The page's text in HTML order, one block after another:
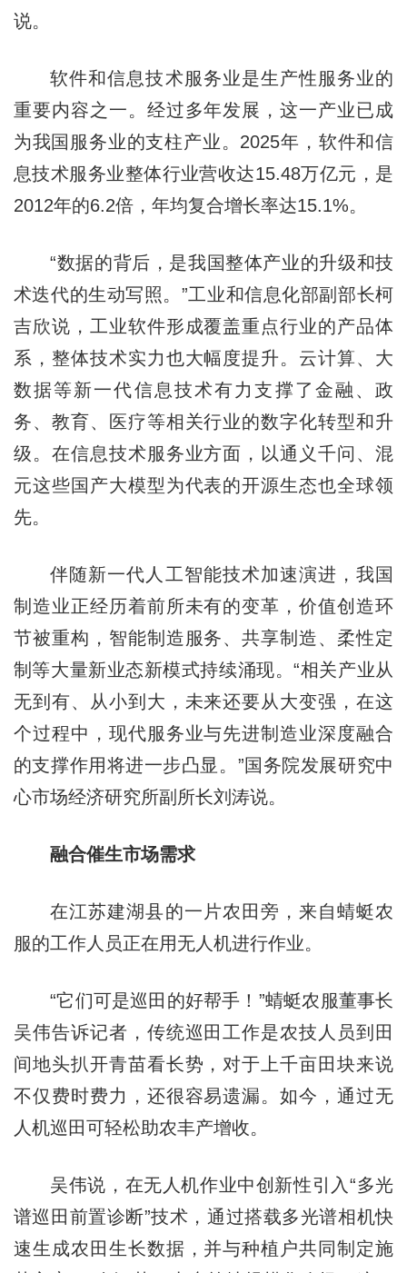
说。
软件和信息技术服务业是生产性服务业的
重要内容之一。经过多年发展，这一产业已成
为我国服务业的支柱产业。2025年，软件和信
息技术服务业整体行业营收达15.48万亿元，是
2012年的6.2倍，年均复合增长率达15.1%。
“数据的背后，是我国整体产业的升级和技
术迭代的生动写照。”工业和信息化部副部长柯
吉欣说，工业软件形成覆盖重点行业的产品体
系，整体技术实力也大幅度提升。云计算、大
数据等新一代信息技术有力支撑了金融、政
务、教育、医疗等相关行业的数字化转型和升
级。在信息技术服务业方面，以通义千问、混
元这些国产大模型为代表的开源生态也全球领
先。
伴随新一代人工智能技术加速演进，我国
制造业正经历着前所未有的变革，价值创造环
节被重构，智能制造服务、共享制造、柔性定
制等大量新业态新模式持续涌现。“相关产业从
无到有、从小到大，未来还要从大变强，在这
个过程中，现代服务业与先进制造业深度融合
的支撑作用将进一步凸显。”国务院发展研究中
心市场经济研究所副所长刘涛说。
融合催生市场需求
在江苏建湖县的一片农田旁，来自蜻蜓农
服的工作人员正在用无人机进行作业。
“它们可是巡田的好帮手！”蜻蜓农服董事长
吴伟告诉记者，传统巡田工作是农技人员到田
间地头扒开青苗看长势，对于上千亩田块来说
不仅费时费力，还很容易遗漏。如今，通过无
人机巡田可轻松助农丰产增收。
吴伟说，在无人机作业中创新性引入“多光
谱巡田前置诊断”技术，通过搭载多光谱相机快
速生成农田生长数据，并与种植户共同制定施